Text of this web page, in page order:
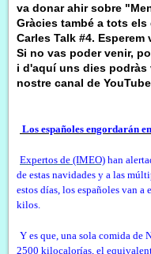
va donar ahir sobre
Gràcies també a tots
Carles Talk #4.
Si no vas poder venir,
i d'aquí uns dies podràs
nostre canal de
Los españoles engordarán
Expertos de (IMEO) han
de estas navidades y a las
estos días, los españoles van a
kilos.
Y es que, una sola comida de
2500 kilocalorías, el